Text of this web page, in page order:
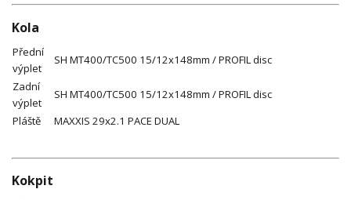
Kola
Přední
výplet
SH MT400/TC500 15/12x148mm / PROFIL disc
Zadní
výplet
SH MT400/TC500 15/12x148mm / PROFIL disc
Pláště
MAXXIS 29x2.1 PACE DUAL
Kokpit